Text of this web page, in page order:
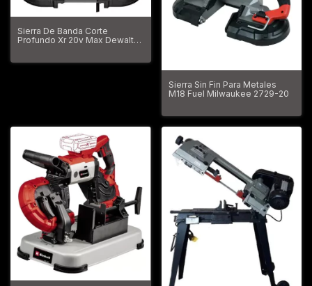
Sierra De Banda Corte
Profundo Xr 20v Max Dewalt
Sierra Sin Fin Para Metales
M18 Fuel Milwaukee 2729-20